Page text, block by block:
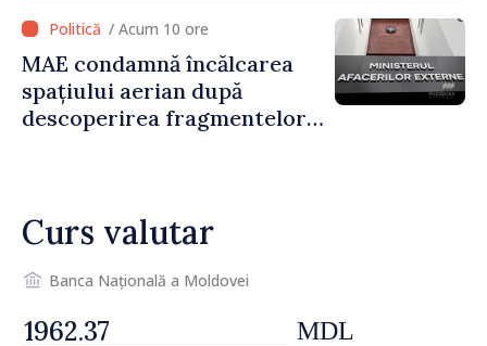
„catastrofă naturală”
/ Acum 10 ore
MAE condamnă încălcarea
spațiului aerian după
descoperirea fragmentelor
Curs valutar
Banca Națională a Moldovei
MDL